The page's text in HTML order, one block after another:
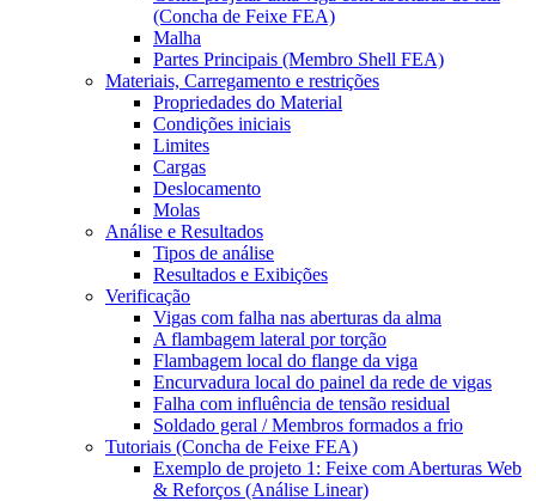
(Concha de Feixe FEA)
Malha
Partes Principais (Membro Shell FEA)
Materiais, Carregamento e restrições
Propriedades do Material
Condições iniciais
Limites
Cargas
Deslocamento
Molas
Análise e Resultados
Tipos de análise
Resultados e Exibições
Verificação
Vigas com falha nas aberturas da alma
A flambagem lateral por torção
Flambagem local do flange da viga
Encurvadura local do painel da rede de vigas
Falha com influência de tensão residual
Soldado geral / Membros formados a frio
Tutoriais (Concha de Feixe FEA)
Exemplo de projeto 1: Feixe com Aberturas Web
& Reforços (Análise Linear)